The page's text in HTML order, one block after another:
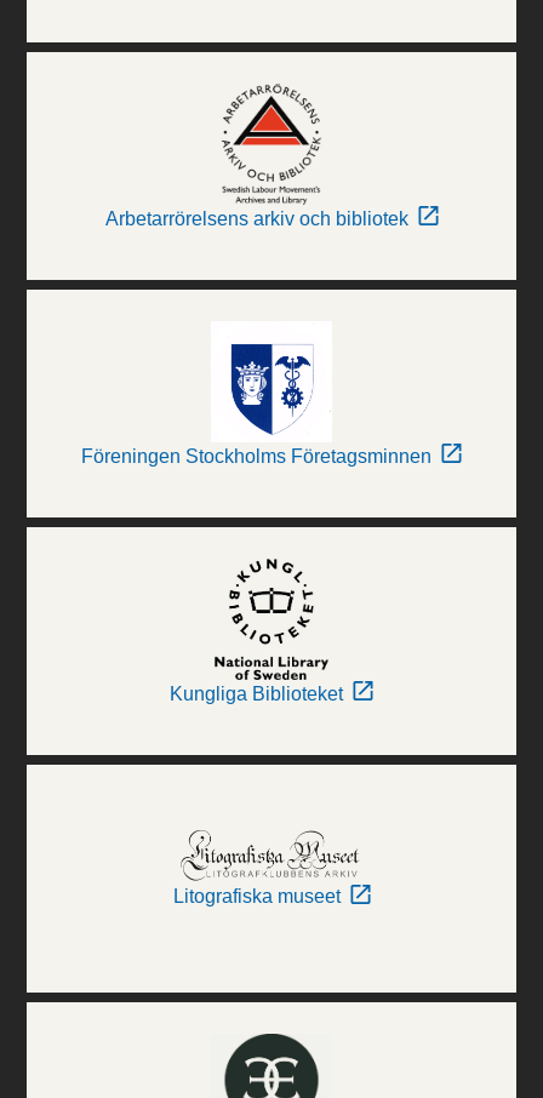
Arbetarrörelsens arkiv och bibliotek
Föreningen Stockholms Företagsminnen
Kungliga Biblioteket
Litografiska museet